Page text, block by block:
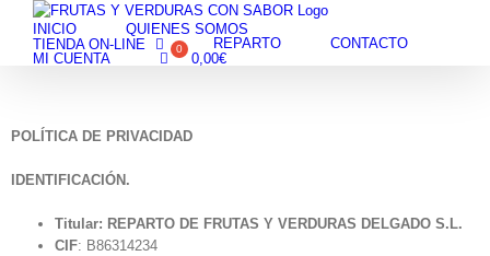
content
INICIO
QUIENES SOMOS
TIENDA ON-LINE
REPARTO
CONTACTO
MI CUENTA
0,00€
POLÍTICA DE PRIVACIDAD
IDENTIFICACIÓN.
Titular: REPARTO DE FRUTAS Y VERDURAS DELGADO S.L.
CIF: B86314234